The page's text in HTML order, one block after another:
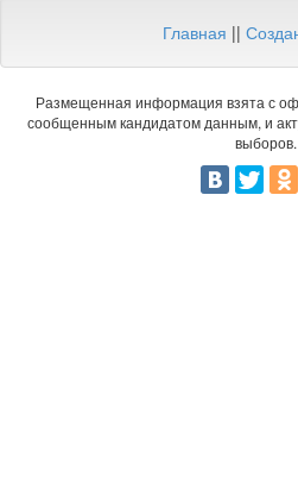
Главная ||
Размещенная информация взята с
сообщенным кандидатом данным, и
выборов.